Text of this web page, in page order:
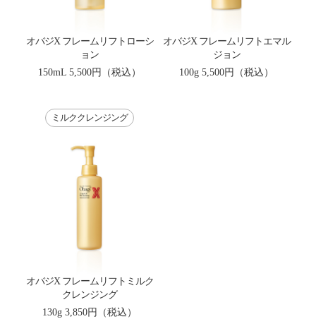
オバジX フレームリフトローシ
ョン
150mL 5,500円（税込）
オバジX フレームリフトエマル
ジョン
100g 5,500円（税込）
ミルククレンジング
オバジX フレームリフトミルク
クレンジング
130g 3,850円（税込）